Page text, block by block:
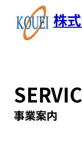
株
事業案内